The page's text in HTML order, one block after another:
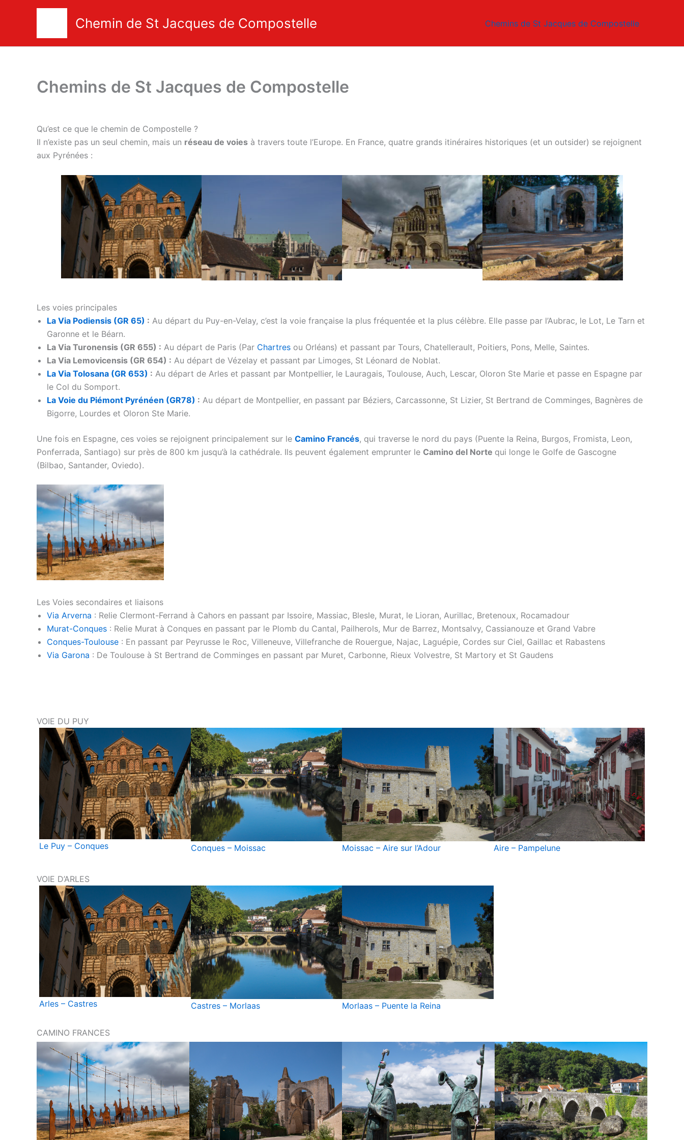
Chemin de St Jacques de Compostelle Chemins de St Jacques de Compostelle
Chemins de St Jacques de Compostelle
Qu’est ce que le chemin de Compostelle ?
Il n’existe pas un seul chemin, mais un réseau de voies à travers toute l’Europe. En France, quatre grands itinéraires historiques (et un outsider) se rejoignent
aux Pyrénées :
Les voies principales
La Via Podiensis (GR 65) : Au départ du Puy-en-Velay, c’est la voie française la plus fréquentée et la plus célèbre. Elle passe par l’Aubrac, le Lot, Le Tarn et
Garonne et le Béarn.
La Via Turonensis (GR 655) : Au départ de Paris (Par Chartres ou Orléans) et passant par Tours, Chatellerault, Poitiers, Pons, Melle, Saintes.
La Via Lemovicensis (GR 654) : Au départ de Vézelay et passant par Limoges, St Léonard de Noblat.
La Via Tolosana (GR 653) : Au départ de Arles et passant par Montpellier, le Lauragais, Toulouse, Auch, Lescar, Oloron Ste Marie et passe en Espagne par
le Col du Somport.
La Voie du Piémont Pyrénéen (GR78) : Au départ de Montpellier, en passant par Béziers, Carcassonne, St Lizier, St Bertrand de Comminges, Bagnères de
Bigorre, Lourdes et Oloron Ste Marie.
Une fois en Espagne, ces voies se rejoignent principalement sur le Camino Francés, qui traverse le nord du pays (Puente la Reina, Burgos, Fromista, Leon,
Ponferrada, Santiago) sur près de 800 km jusqu’à la cathédrale. Ils peuvent également emprunter le Camino del Norte qui longe le Golfe de Gascogne
(Bilbao, Santander, Oviedo).
Les Voies secondaires et liaisons
Via Arverna : Relie Clermont-Ferrand à Cahors en passant par Issoire, Massiac, Blesle, Murat, le Lioran, Aurillac, Bretenoux, Rocamadour
Murat-Conques : Relie Murat à Conques en passant par le Plomb du Cantal, Pailherols, Mur de Barrez, Montsalvy, Cassianouze et Grand Vabre
Conques-Toulouse : En passant par Peyrusse le Roc, Villeneuve, Villefranche de Rouergue, Najac, Laguépie, Cordes sur Ciel, Gaillac et Rabastens
Via Garona : De Toulouse à St Bertrand de Comminges en passant par Muret, Carbonne, Rieux Volvestre, St Martory et St Gaudens
VOIE DU PUY
Le Puy – Conques Conques – Moissac Moissac – Aire sur l’Adour Aire – Pampelune
VOIE D’ARLES
Arles – Castres Castres – Morlaas Morlaas – Puente la Reina
CAMINO FRANCES